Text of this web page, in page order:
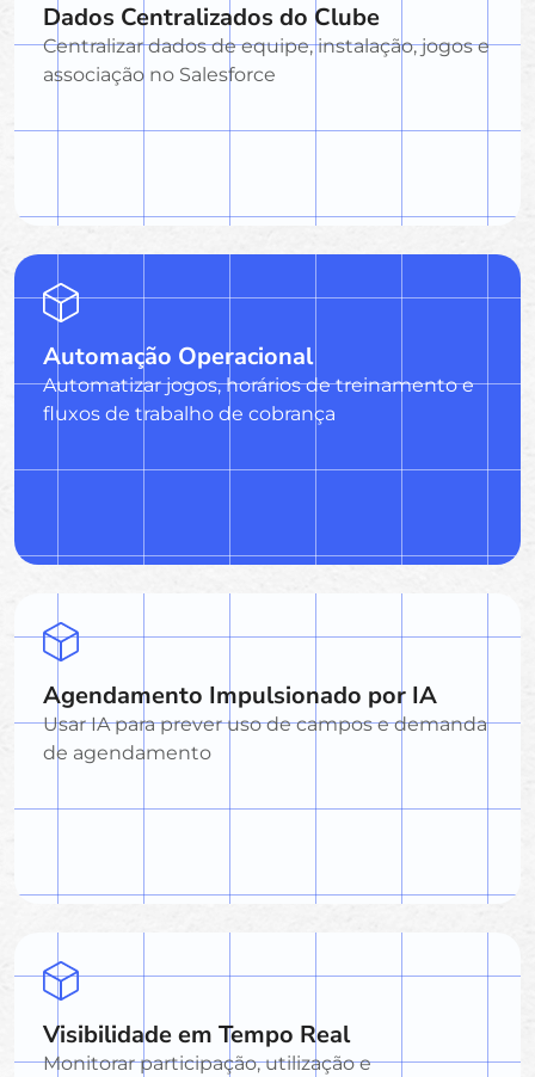
Dados Centralizados do Clube
Centralizar dados de equipe, instalação, jogos e
associação no Salesforce
Automação Operacional
Automatizar jogos, horários de treinamento e
fluxos de trabalho de cobrança
Agendamento Impulsionado por IA
Usar IA para prever uso de campos e demanda
de agendamento
Visibilidade em Tempo Real
Monitorar participação, utilização e